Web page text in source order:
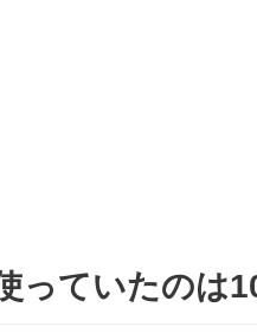
っていたのは